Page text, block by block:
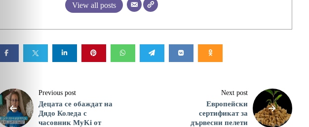
View all posts
Previous post
Децата се обаждат на
Дядо Коледа с
часовник MyKi от
Next post
Европейски
сертификат за
дървесни пелети